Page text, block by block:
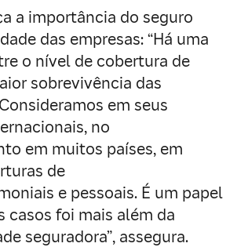
a importância do seguro
das empresas: “Há uma
o nível de cobertura de
sobrevivência das
em seus
no
em muitos países, em
de
e pessoais. É um papel
casos foi mais além da
seguradora”, assegura.